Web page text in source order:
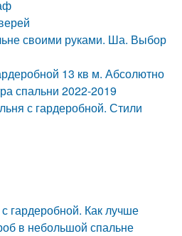
своими руками. Ша. Выбор
13 кв м. Абсолютно
спальни 2022-2019
с гардеробной. Стили
гардеробной. Как лучше
в небольшой спальне